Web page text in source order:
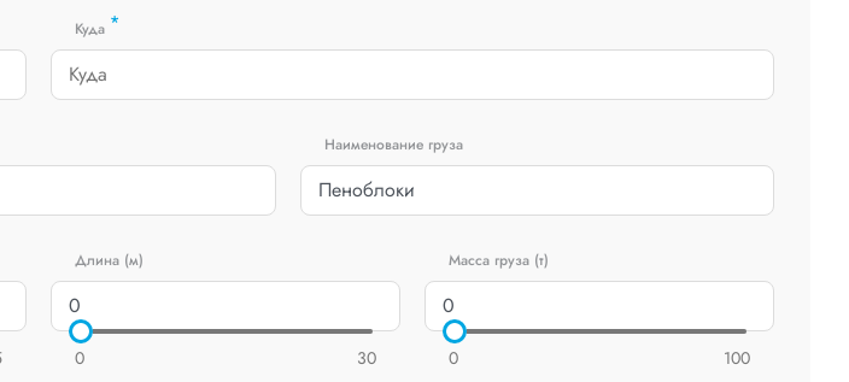
Куда *
Наименование груза
Длина (м)
0 30
Масса груза (т)
0 100